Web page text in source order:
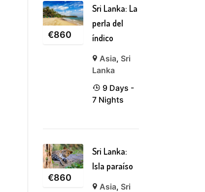
€860
Sri Lanka: La
perla del
índico
Asia, Sri
Lanka
9 Days -
7 Nights
€860
Sri Lanka:
Isla paraíso
Asia, Sri